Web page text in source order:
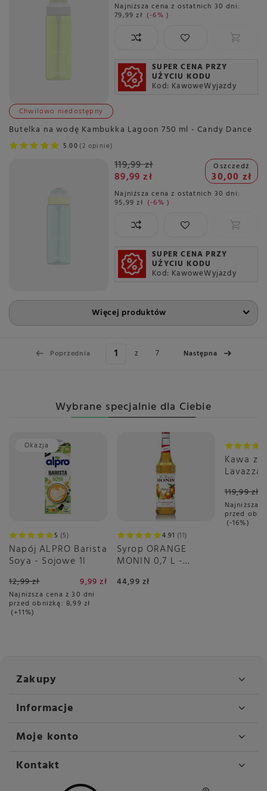
Najniższa cena z ostatnich 30 dni:
79,99 zł -6%
SUPER CENA PRZY
UŻYCIU KODU
Kod: KawoweWyjazdy
Chwilowo niedostępny
Butelka na wodę Kambukka Lagoon 750 ml - Candy Dance
5.00 2 opinie
119,99 zł
89,99 zł
Oszczedź
30,00 zł
Najniższa cena z ostatnich 30 dni:
95,99 zł -6%
SUPER CENA PRZY
UŻYCIU KODU
Kod: KawoweWyjazdy
Więcej produktów
Poprzednia z 7 Następna
Wybrane specjalnie dla Ciebie
Okazja
5 5
Napój ALPRO Barista
Soya - Sojowe 1l
12,99 zł 9,99 zł
Najniższa cena z 30 dni
przed obniżką: 8,99 zł
+11%
4.91 11
Syrop ORANGE
MONIN 0,7 L -
44,99 zł
Kawa
Lavazza
119,99 zł
Najniższa
przed
-16%
Zakupy
Informacje
Moje konto
Kontakt